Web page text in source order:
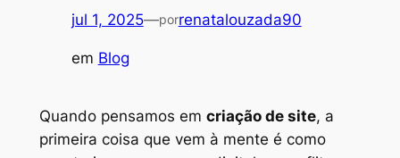
jul 1, 2025—porrenatalouzada90
em Blog
Quando pensamos em criação de site, a
primeira coisa que vem à mente é como